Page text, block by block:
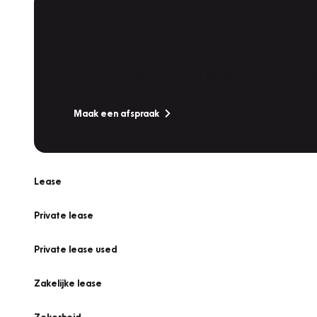
Maak een afspraak
Lease
Private lease
Private lease used
Zakelijke lease